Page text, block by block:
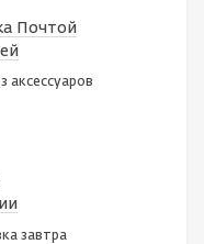
Почтой
аксессуаров
завтра